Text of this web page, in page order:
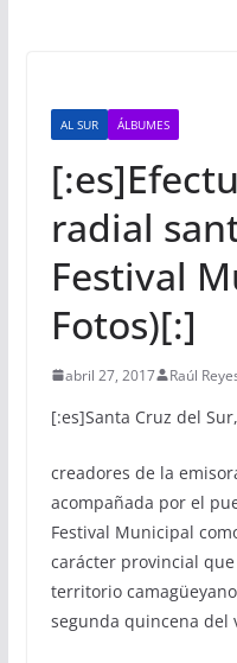
AL SUR ÁLBUMES
radial
Festival
Fotos)[:]
abril 27, 2017 Raúl
[:es]Santa Cruz del
creadores de la
acompañada por el
Festival Municipal
carácter provincial
territorio
segunda quincena del